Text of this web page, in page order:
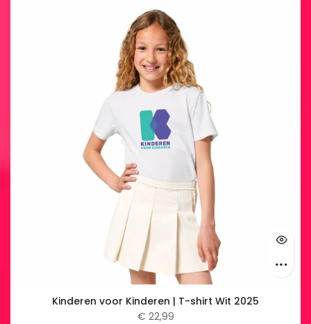
Kinderen voor Kinderen | T-shirt Wit 2025
€ 22,99